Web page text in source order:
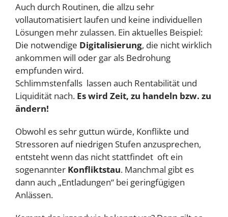
Auch durch Routinen, die allzu sehr
vollautomatisiert laufen und keine individuellen
Lösungen mehr zulassen. Ein aktuelles Beispiel:
Die notwendige Digitalisierung, die nicht wirklich
ankommen will oder gar als Bedrohung
empfunden wird.
Schlimmstenfalls lassen auch Rentabilität und
Liquidität nach. Es wird Zeit, zu handeln bzw. zu
ändern!
Obwohl es sehr guttun würde, Konflikte und
Stressoren auf niedrigen Stufen anzusprechen,
entsteht wenn das nicht stattfindet oft ein
sogenannter Konfliktstau. Manchmal gibt es
dann auch „Entladungen“ bei geringfügigen
Anlässen.